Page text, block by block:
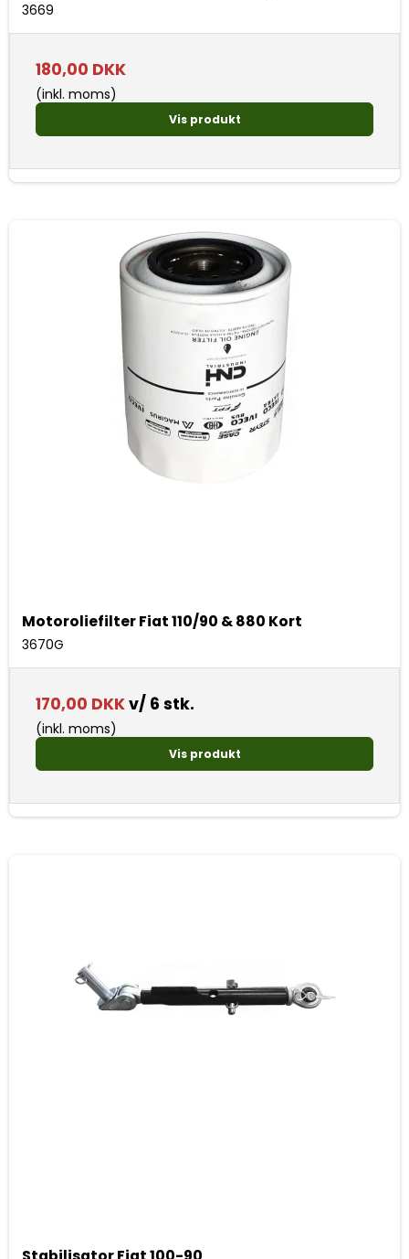
3669
180,00 DKK
(inkl. moms)
Vis produkt
Motoroliefilter Fiat 110/90 & 880 Kort
3670G
170,00 DKKv/ 6 stk.
(inkl. moms)
Vis produkt